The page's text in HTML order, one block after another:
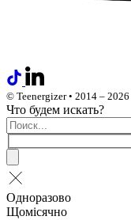
© Teenergizer • 2014 – 2026
Что будем искать?
Одноразово
Щомісячно